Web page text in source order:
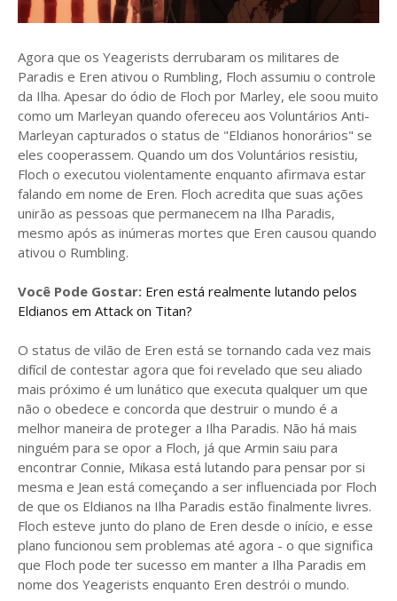
Agora que os Yeagerists derrubaram os militares de
Paradis e Eren ativou o Rumbling, Floch assumiu o controle
da Ilha. Apesar do ódio de Floch por Marley, ele soou muito
como um Marleyan quando ofereceu aos Voluntários Anti-
Marleyan capturados o status de "Eldianos honorários" se
eles cooperassem. Quando um dos Voluntários resistiu,
Floch o executou violentamente enquanto afirmava estar
falando em nome de Eren. Floch acredita que suas ações
unirão as pessoas que permanecem na Ilha Paradis,
mesmo após as inúmeras mortes que Eren causou quando
ativou o Rumbling.
Você Pode Gostar: Eren está realmente lutando pelos
Eldianos em Attack on Titan?
O status de vilão de Eren está se tornando cada vez mais
difícil de contestar agora que foi revelado que seu aliado
mais próximo é um lunático que executa qualquer um que
não o obedece e concorda que destruir o mundo é a
melhor maneira de proteger a Ilha Paradis. Não há mais
ninguém para se opor a Floch, já que Armin saiu para
encontrar Connie, Mikasa está lutando para pensar por si
mesma e Jean está começando a ser influenciada por Floch
de que os Eldianos na Ilha Paradis estão finalmente livres.
Floch esteve junto do plano de Eren desde o início, e esse
plano funcionou sem problemas até agora - o que significa
que Floch pode ter sucesso em manter a Ilha Paradis em
nome dos Yeagerists enquanto Eren destrói o mundo.